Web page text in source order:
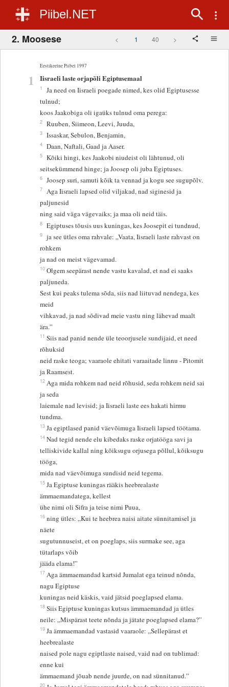
Piibel.NET
2. Moosese < 1 40 >
Eestikeelne Piibel 1997
1 Iisraeli laste orjapõli Egiptusemaal
1
Ja need on Iisraeli poegade nimed, kes olid Egiptusesse
tulnud;
koos Jaakobiga oli igaüks tulnud oma perega:
2 Ruuben, Siimeon, Leevi, Juuda,
3 Issaskar, Sebulon, Benjamin,
4 Daan, Naftali, Gaad ja Aaser.
5 Kõiki hingi, kes Jaakobi niudeist oli lähtunud, oli
seitsekümmend hinge; ja Joosep oli juba Egiptuses.
6 Joosep suri, samuti kõik ta vennad ja kogu see sugupõlv.
7 Aga Iisraeli lapsed olid viljakad, nad siginesid ja
paljunesid
ning said väga vägevaiks; ja maa oli neid täis.
8 Egiptuses tõusis uus kuningas, kes Joosepit ei tundnud,
9 ja see ütles oma rahvale: „Vaata, Iisraeli laste rahvast on
rohkem
ja nad on meist vägevamad.
10 Olgem seepärast nende vastu kavalad, et nad ei saaks
paljuneda.
Sest kui peaks tulema sõda, siis nad liituvad nendega, kes
meid
vihkavad, ja nad sõdivad meie vastu ning lähevad maalt
ära.”
11 Siis nad panid nende üle teoorjusele sundijaid, et need
rõhuksid
neid raske teoga; vaaraole ehitati varaaitade linnu - Pitomit
ja Raamsest.
12 Aga mida rohkem nad neid rõhusid, seda rohkem neid sai
ja seda
laiemale nad levisid; ja Iisraeli laste ees hakati hirmu
tundma.
13 Ja egiptlased panid väevõimuga Iisraeli lapsed töötama.
14 Nad tegid nende elu kibedaks raske orjatööga savi ja
telliskivide kallal ning kõiksugu orjusega põllul, kõiksugu
tööga,
mida nad väevõimuga sundisid neid tegema.
15 Ja Egiptuse kuningas rääkis heebrealaste
ämmaemandatega, kellest
ühe nimi oli Sifra ja teise nimi Puua,
16 ning ütles: „Kui te heebrea naisi aitate sünnitamisel ja
näete
sugutunnuseist, et on poeglaps, siis surmake see, aga
tütarlaps võib
jääda elama!”
17 Aga ämmaemandad kartsid Jumalat ega teinud nõnda,
nagu Egiptuse
kuningas neid käskis, vaid jätsid poeglapsed elama.
18 Siis Egiptuse kuningas kutsus ämmaemandad ja ütles
neile: „Mispärast teete nõnda ja jätate poeglapsed elama?”
19 Ja ämmaemandad vastasid vaaraole: „Sellepärast et
heebrealaste
naised pole nagu egiptlaste naised, vaid nad on tublimad:
enne kui
ämmaemand jõuab nende juurde, on nad sünnitanud.”
20